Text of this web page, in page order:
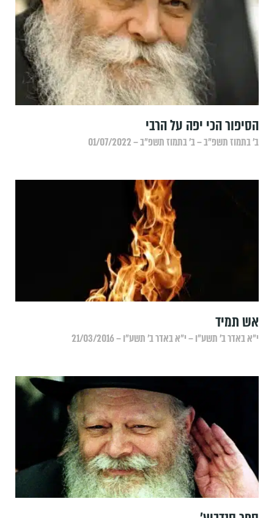
הסיפור הכי יפה על הרבי
ב׳ בתמוז תשפ״ב – ב׳ בתמוז תשפ״ב – 01/07/2022
אש תמיד
י״א באדר ב׳ תשע״ו – י״א באדר ב׳ תשע״ו – 21/03/2016